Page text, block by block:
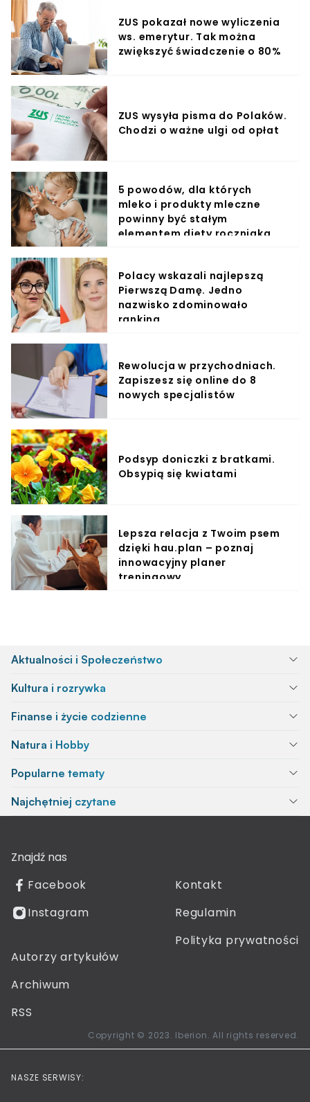
ZUS pokazał nowe wyliczenia
ws. emerytur. Tak można
zwiększyć świadczenie o 80%
ZUS wysyła pisma do Polaków.
Chodzi o ważne ulgi od opłat
5 powodów, dla których
mleko i produkty mleczne
powinny być stałym
elementem diety roczniaka
Polacy wskazali najlepszą
Pierwszą Damę. Jedno
nazwisko zdominowało
ranking
Rewolucja w przychodniach.
Zapiszesz się online do 8
nowych specjalistów
Podsyp doniczki z bratkami.
Obsypią się kwiatami
Lepsza relacja z Twoim psem
dzięki hau.plan – poznaj
innowacyjny planer
treningowy
Aktualności i Społeczeństwo
Kultura i rozrywka
Finanse i życie codzienne
Natura i Hobby
Popularne tematy
Najchętniej czytane
Znajdź nas
Facebook
Instagram
Kontakt
Regulamin
Polityka prywatności
Autorzy artykułów
Archiwum
RSS
Copyright © 2023. Iberion. All rights reserved.
NASZE SERWISY: